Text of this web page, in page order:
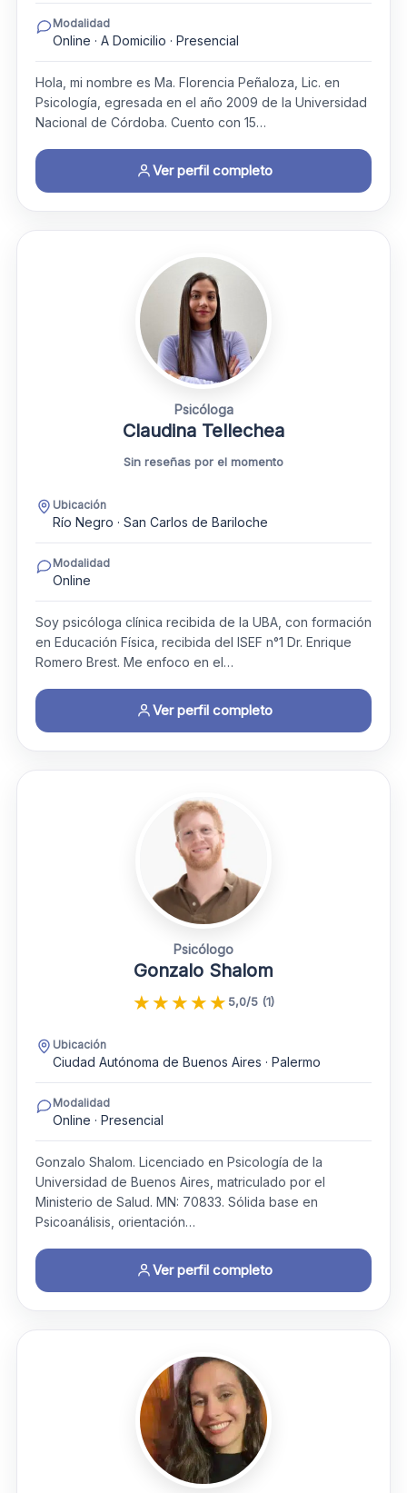
Modalidad
Online · A Domicilio · Presencial
Hola, mi nombre es Ma. Florencia Peñaloza, Lic. en
Psicología, egresada en el año 2009 de la Universidad
Nacional de Córdoba. Cuento con 15…
Ver perfil completo
Psicóloga
Claudina Tellechea
Sin reseñas por el momento
Ubicación
Río Negro · San Carlos de Bariloche
Modalidad
Online
Soy psicóloga clínica recibida de la UBA, con formación
en Educación Física, recibida del ISEF n°1 Dr. Enrique
Romero Brest. Me enfoco en el…
Ver perfil completo
Psicólogo
Gonzalo Shalom
★★★★★ 5,0/5 (1)
Ubicación
Ciudad Autónoma de Buenos Aires · Palermo
Modalidad
Online · Presencial
Gonzalo Shalom. Licenciado en Psicología de la
Universidad de Buenos Aires, matriculado por el
Ministerio de Salud. MN: 70833. Sólida base en
Psicoanálisis, orientación…
Ver perfil completo